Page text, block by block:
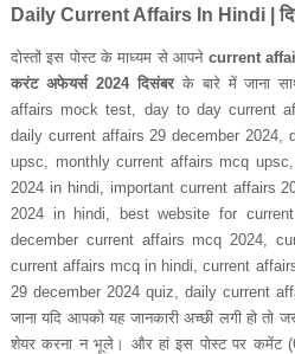
Daily Current Affairs In Hindi |
दोस्‍तों इस पोस्‍ट के माध्‍यम से आपने current
करंट अफेयर्स 2024 दिसंबर के बारे में जाना
affairs mock test, day to day current
daily current affairs 29 december 2024,
upsc, monthly current affairs mcq
2024 in hindi, important current affairs
2024 in hindi, best website for
december current affairs mcq 2024,
current affairs mcq in hindi, current
29 december 2024 quiz, daily current
जाना यदि आपको यह जानकारी अच्‍छी लगी हो तो
शेयर करना न भूले। और हां इस पोस्‍ट पर कमेंट